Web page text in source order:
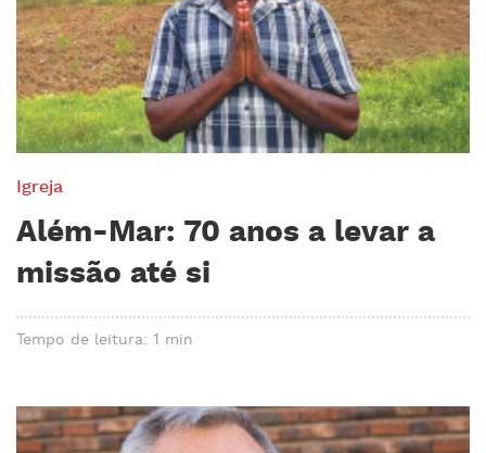
Igreja
Além-Mar: 70 anos a levar a
missão até si
Tempo de leitura: 1 min